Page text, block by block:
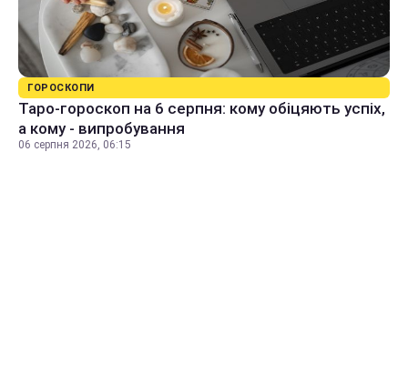
ГОРОСКОПИ
Таро-гороскоп на 6 серпня: кому обіцяють успіх,
а кому - випробування
06 серпня 2026, 06:15